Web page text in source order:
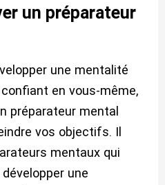
un préparateur
une mentalité
en vous-même,
préparateur mental
vos objectifs. Il
mentaux qui
une